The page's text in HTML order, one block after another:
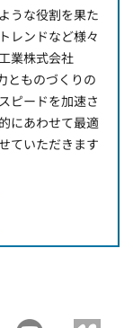
うな役割を果た
レンドなど様々
業株式会社
とものづくりの
ピードを加速さ
にあわせて最適
ていただきます